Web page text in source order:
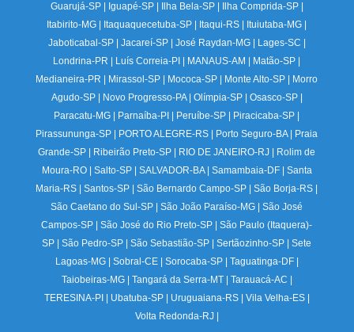
Guarujá-SP| Iguapé-SP| Ilha Bela-SP| Ilha Comprida-SP|
Itabirito-MG
Itaquaquecetuba-SP Itaqui-RS Ituiutaba-MG
Jaboticabal-SP| Jacareí-SP| José Raydan-MG| Lages-SC
Londrina-PR
Luís Correia-PI MANAUS-AM Matão-SP
Medianeira-PR
Mirassol-SP Mococa-SP Monte Alto-SP
Morro
Agudo-SP| Novo Progresso-PA| Olímpia-SP| Osasco-SP|
Paracatu-MG
Parnaíba-PI Peruíbe-SP Piracicaba-SP
Pirassununga-SP
PORTO ALEGRE-RS Porto Seguro-BA|
Praia
Grande-SP
Ribeirão Preto-SP RIO DE JANEIRO-RJ
Rolim de
Moura-RO| Salto-SP| SALVADOR-BA| Samambaia-DF| Santa
Maria-RS |Santos-SP |São Bernardo Campo-SP |São Borja-RS
São Caetano do Sul-SP |São João Paraíso-MG |São José
Campos-SP |São José do Rio Preto-SP |São Paulo (Itaquera)-
SP |São Pedro-SP |São Sebastião-SP |Sertãozinho-SP |Sete
Lagoas-MG| Sobral-CE| Sorocaba-SP| Taguatinga-DF|
Taiobeiras-MG| Tangará da Serra-MT| Tarauacá-AC
TERESINA-PI
Ubatuba-SP| Uruguaiana-RS| Vila Velha-ES|
Volta Redonda-RJ